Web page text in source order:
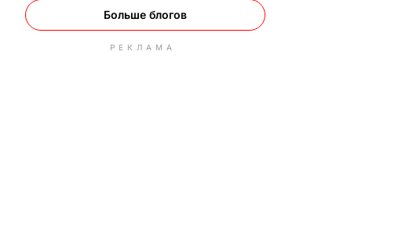
Больше блогов
РЕКЛАМА